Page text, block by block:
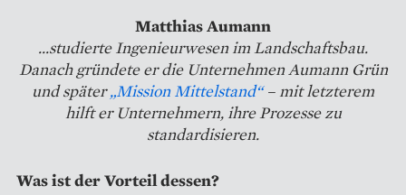
Matthias Aumann
...studierte Ingenieur­wesen im Landschaftsbau.
Danach gründete er die Unternehmen Aumann Grün
und später„Mission Mittelstand“– mit letzterem
hilft er Unternehmern, ihre Prozesse zu
standardisieren.
Was ist der Vorteil dessen?